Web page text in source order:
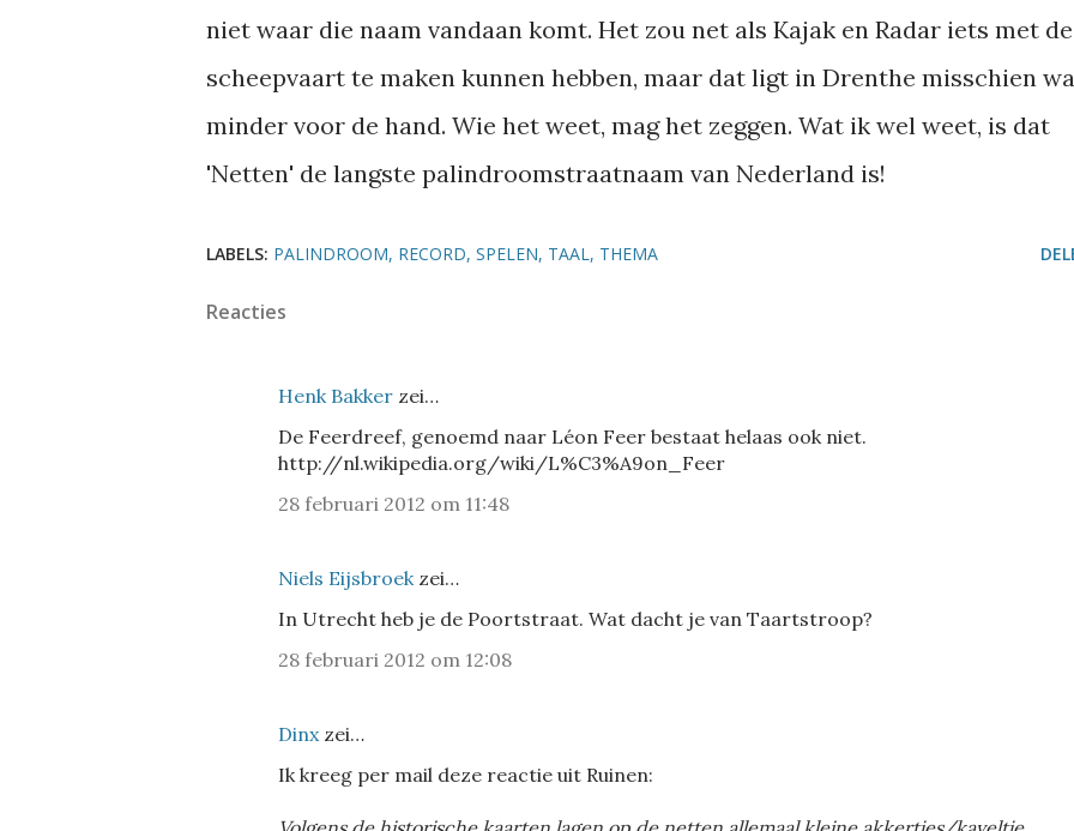
niet waar die naam vandaan komt. Het zou net als Kajak en Radar iets met de
scheepvaart te maken kunnen hebben, maar dat ligt in Drenthe misschien
minder voor de hand. Wie het weet, mag het zeggen. Wat ik wel weet, is dat
'Netten' de langste palindroomstraatnaam van Nederland is!
LABELS: PALINDROOM RECORD SPELEN TAAL THEMA
Reacties
Henk Bakker zei…
De Feerdreef, genoemd naar Léon Feer bestaat helaas ook niet.
http://nl.wikipedia.org/wiki/L%C3%A9on_Feer
28 februari 2012 om 11:48
Niels Eijsbroekzei…
In Utrecht heb je de Poortstraat. Wat dacht je van Taartstroop?
28 februari 2012 om 12:08
Dinxzei…
Ik kreeg per mail deze reactie uit Ruinen: